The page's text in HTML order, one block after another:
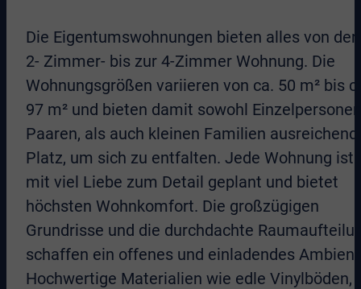
Die Eigentumswohnungen bieten alles von der
2- Zimmer- bis zur 4-Zimmer Wohnung. Die
Wohnungsgrößen variieren von ca. 50 m² bis
97 m² und bieten damit sowohl
Paaren, als auch kleinen Familien ausreichend
Platz, um sich zu entfalten. Jede Wohnung ist
mit viel Liebe zum Detail geplant und bietet
höchsten Wohnkomfort. Die großzügigen
Grundrisse und die durchdachte
schaffen ein offenes und einladendes
Hochwertige Materialien wie edle Vinylböden,